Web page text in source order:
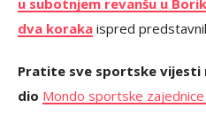
u subotnjem revanšu u
dva koraka ispred
Pratite sve sportske vijesti
dio Mondo sportske zajednice